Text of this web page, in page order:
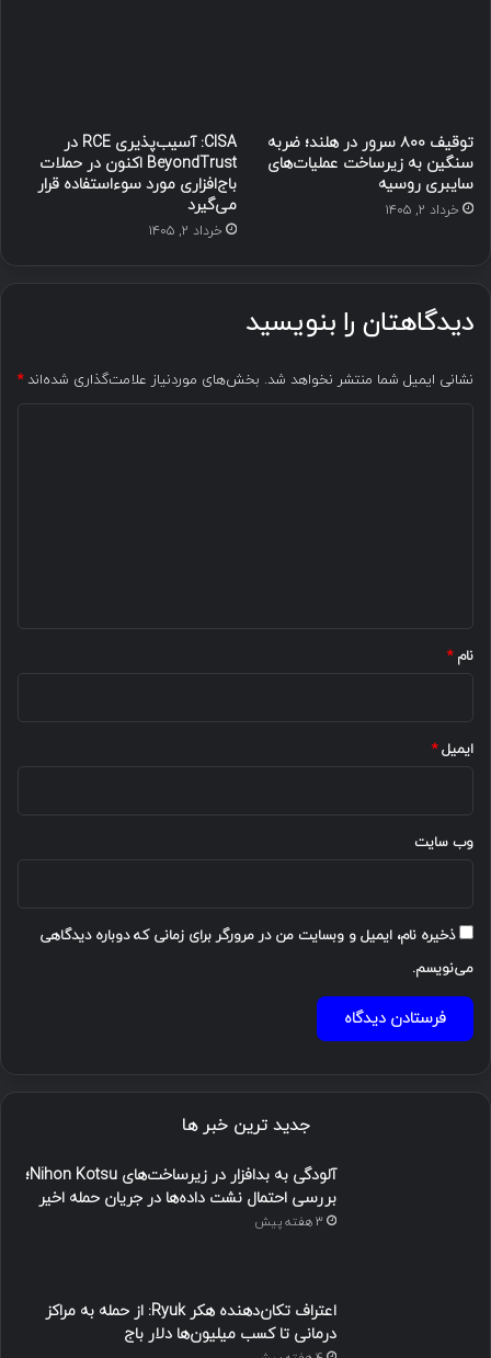
توقیف ۸۰۰ سرور در هلند؛ ضربه
سنگین به زیرساخت عملیات‌های
سایبری روسیه
خرداد ۲, ۱۴۰۵
CISA: آسیب‌پذیری RCE در
BeyondTrust اکنون در حملات
باج‌افزاری مورد سوءاستفاده قرار
می‌گیرد
خرداد ۲, ۱۴۰۵
دیدگاهتان را بنویسید
نشانی ایمیل شما منتشر نخواهد شد. بخش‌های موردنیاز علامت‌گذاری شده‌اند*
نام*
ایمیل*
وب‌ سایت
ذخیره نام، ایمیل و وبسایت من در مرورگر برای زمانی که دوباره دیدگاهی
می‌نویسم.
جدید ترین خبر ها
آلودگی به بدافزار در زیرساخت‌های Nihon Kotsu؛
بررسی احتمال نشت داده‌ها در جریان حمله اخیر
3 هفته پیش
اعتراف تکان‌دهنده هکر Ryuk: از حمله به مراکز
درمانی تا کسب میلیون‌ها دلار باج